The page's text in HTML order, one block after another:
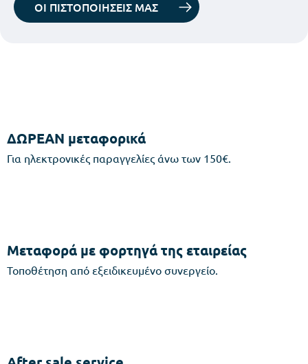
ΟΙ ΠΙΣΤΟΠΟΙΗΣΕΙΣ ΜΑΣ
ΔΩΡΕΑΝ μεταφορικά
Για ηλεκτρονικές παραγγελίες άνω των 150€.
Μεταφορά με φορτηγά της εταιρείας
Τοποθέτηση από εξειδικευμένο συνεργείο.